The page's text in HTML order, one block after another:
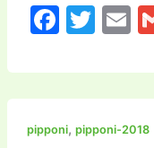
F
c
e
b
T
itt
er
E
ai
l
pipponi, pipponi-2018